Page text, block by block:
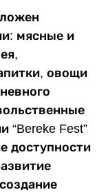
мясные и
овощи
“Bereke Fest”
доступности